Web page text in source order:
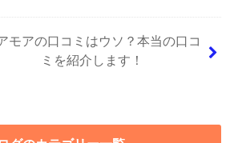
モアの口コミはウソ？本当の口コ
ミを紹介します！